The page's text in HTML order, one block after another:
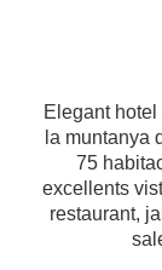
Elegant
la muntanya
75
excellents
restaurant,